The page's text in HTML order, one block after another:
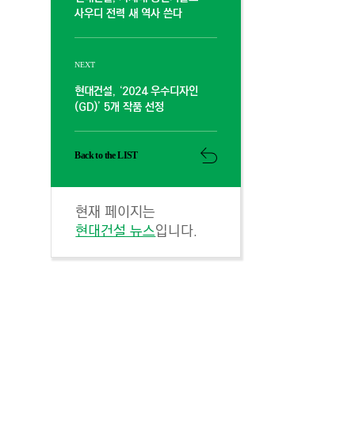
사우디 전력 새 역사 쓴다
NEXT
현대건설, ‘2024 우수디자인
(GD)’ 5개 작품 선정
Back to the LIST
현재 페이지는
현대건설 뉴스입니다.